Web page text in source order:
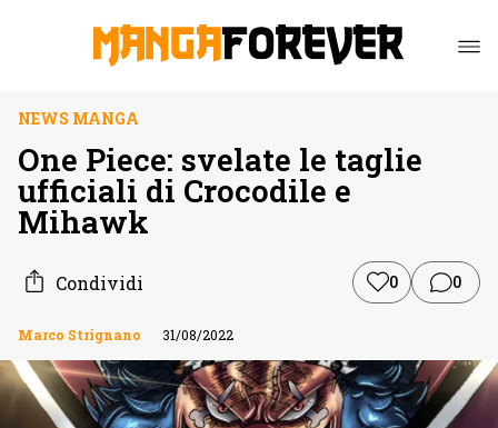
NEWS MANGA
One Piece: svelate le taglie
ufficiali di Crocodile e
Mihawk
Condividi 0 0
Marco Strignano 31/08/2022